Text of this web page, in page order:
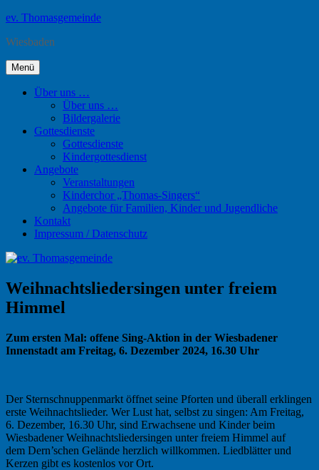
Zum
springen
ev. Thomasgemeinde
Wiesbaden
Menü
Über uns …
Über uns …
Bildergalerie
Gottesdienste
Gottesdienste
Kindergottesdienst
Angebote
Veranstaltungen
Kinderchor „Thomas-Singers“
Angebote für Familien, Kinder und Jugendliche
Kontakt
Impressum / Datenschutz
Weihnachtsliedersingen unter freiem
Himmel
Zum ersten Mal: offene Sing-Aktion in der Wiesbadener
Innenstadt am Freitag, 6. Dezember 2024, 16.30 Uhr
Der Sternschnuppenmarkt öffnet seine Pforten und überall erklingen
erste Weihnachtslieder. Wer Lust hat, selbst zu singen: Am Freitag,
6. Dezember, 16.30 Uhr, sind Erwachsene und Kinder beim
Wiesbadener Weihnachtsliedersingen unter freiem Himmel auf
dem Dern’schen Gelände herzlich willkommen. Liedblätter und
Kerzen gibt es kostenlos vor Ort.